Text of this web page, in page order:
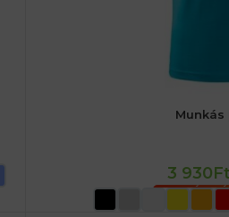
Munkás
3 930Ft
OPCIÓK